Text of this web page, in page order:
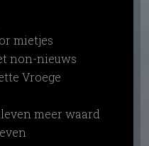
mietjes
non-nieuws
Vroege
meer waard